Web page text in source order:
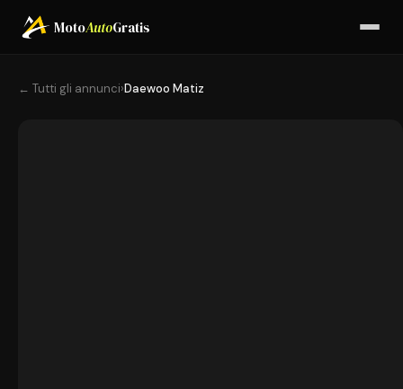
MotoAutoGratis
← Tutti gli annunci›Daewoo Matiz